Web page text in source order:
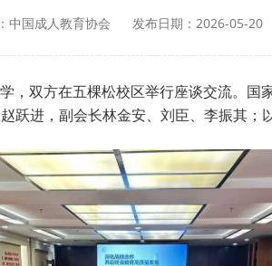
中国成人教育协会 发布日期：2026-05-20
，双方在五棵松校区举行座谈交流。
进，副会长林金安、刘臣、李振其；